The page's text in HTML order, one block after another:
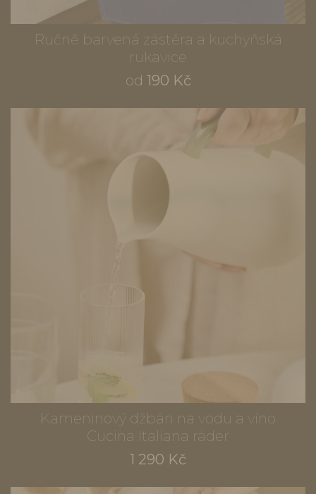
Ručně barvená zástěra a kuchyňská
rukavice
od 190 Kč
Kameninový džbán na vodu a víno
Cucina Italiana räder
1 290 Kč